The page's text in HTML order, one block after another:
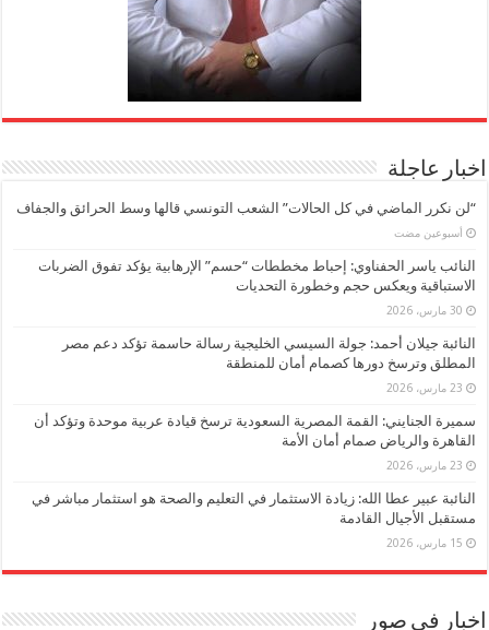
اخبار عاجلة
“لن نكرر الماضي في كل الحالات” الشعب التونسي قالها وسط الحرائق والجفاف
‏أسبوعين مضت
النائب ياسر الحفناوي: إحباط مخططات “حسم” الإرهابية يؤكد تفوق الضربات
الاستباقية ويعكس حجم وخطورة التحديات
30 مارس، 2026
النائبة جيلان أحمد: جولة السيسي الخليجية رسالة حاسمة تؤكد دعم مصر
المطلق وترسخ دورها كصمام أمان للمنطقة
23 مارس، 2026
سميرة الجنايني: القمة المصرية السعودية ترسخ قيادة عربية موحدة وتؤكد أن
القاهرة والرياض صمام أمان الأمة
23 مارس، 2026
النائبة عبير عطا الله: زيادة الاستثمار في التعليم والصحة هو استثمار مباشر في
مستقبل الأجيال القادمة
15 مارس، 2026
اخبار في صور